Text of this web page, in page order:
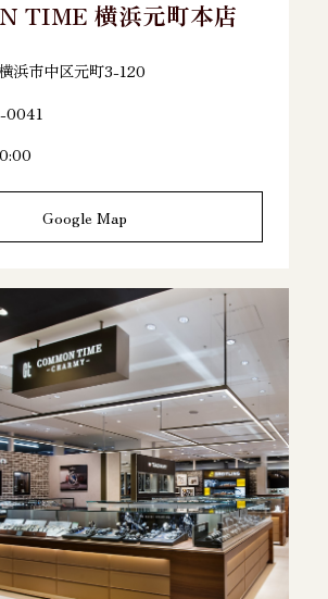
TIME 横浜元町本店
浜市中区元町3-120
Google Map